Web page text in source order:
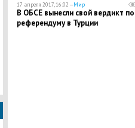
17 апреля 2017, 16:02 —Мир
В ОБСЕ вынесли свой вердикт по
референдуму в Турции